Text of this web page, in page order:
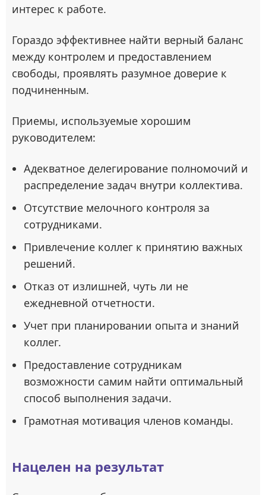
интерес к работе.
Гораздо эффективнее найти верный баланс
между контролем и предоставлением
свободы, проявлять разумное доверие к
подчиненным.
Приемы, используемые хорошим
руководителем:
Адекватное делегирование полномочий и
распределение задач внутри коллектива.
Отсутствие мелочного контроля за
сотрудниками.
Привлечение коллег к принятию важных
решений.
Отказ от излишней, чуть ли не
ежедневной отчетности.
Учет при планировании опыта и знаний
коллег.
Предоставление сотрудникам
возможности самим найти оптимальный
способ выполнения задачи.
Грамотная мотивация членов команды.
Нацелен на результат